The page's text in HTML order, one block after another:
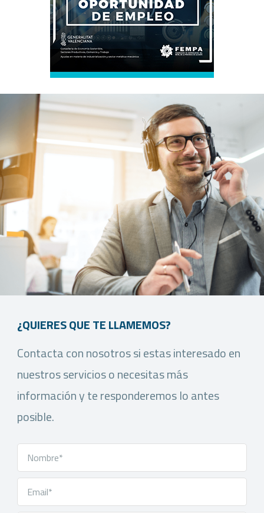
¿QUIERES QUE TE LLAMEMOS?
Contacta con nosotros si estas interesado en
nuestros servicios o necesitas más
información y te responderemos lo antes
posible.